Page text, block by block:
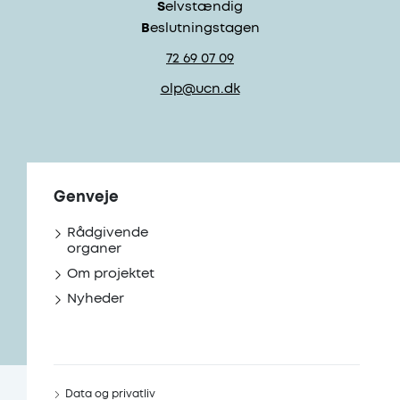
Selvstændig
Beslutningstagen
72 69 07 09
olp@ucn.dk
Genveje
Rådgivende
organer
Om projektet
Nyheder
Data og privatliv